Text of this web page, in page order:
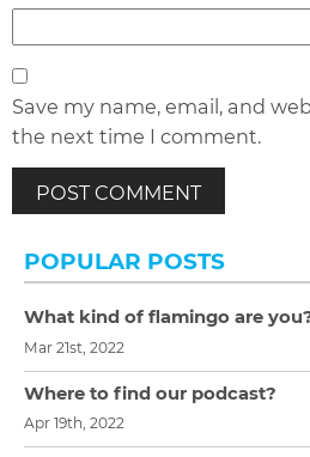
Save my name, email, and
the next time I comment.
POPULAR POSTS
What kind of flamingo are
Mar 21st, 2022
Where to find our podcast?
Apr 19th, 2022